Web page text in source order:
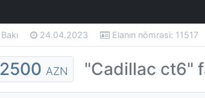
Bakı 24.04.2023 Elanın nömrəsi: 11517
2500 AZN "Cadillac ct6"